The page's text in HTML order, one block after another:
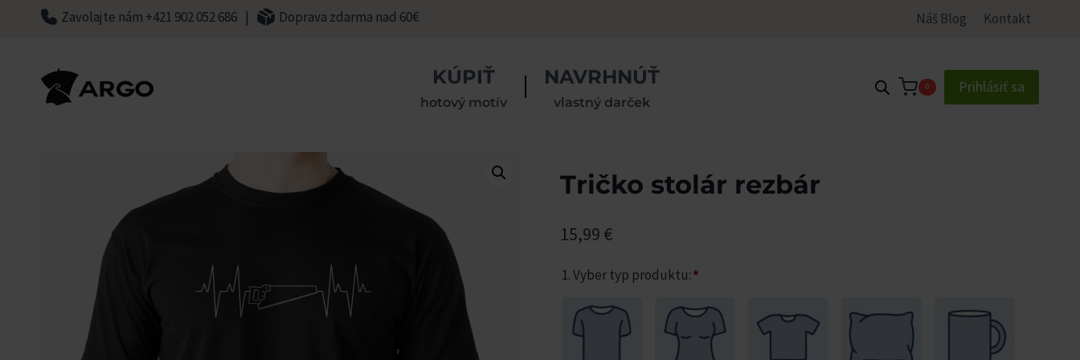
Zavolajte nám +421 902 052 686 | Doprava zdarma nad 60€ Náš Blog Kontakt
KÚPIŤ
hotový motív
NAVRHNÚŤ
vlastný darček
0 Prihlásiť sa
Tričko stolár rezbár
15,99 €
1. Vyber typ produktu:*